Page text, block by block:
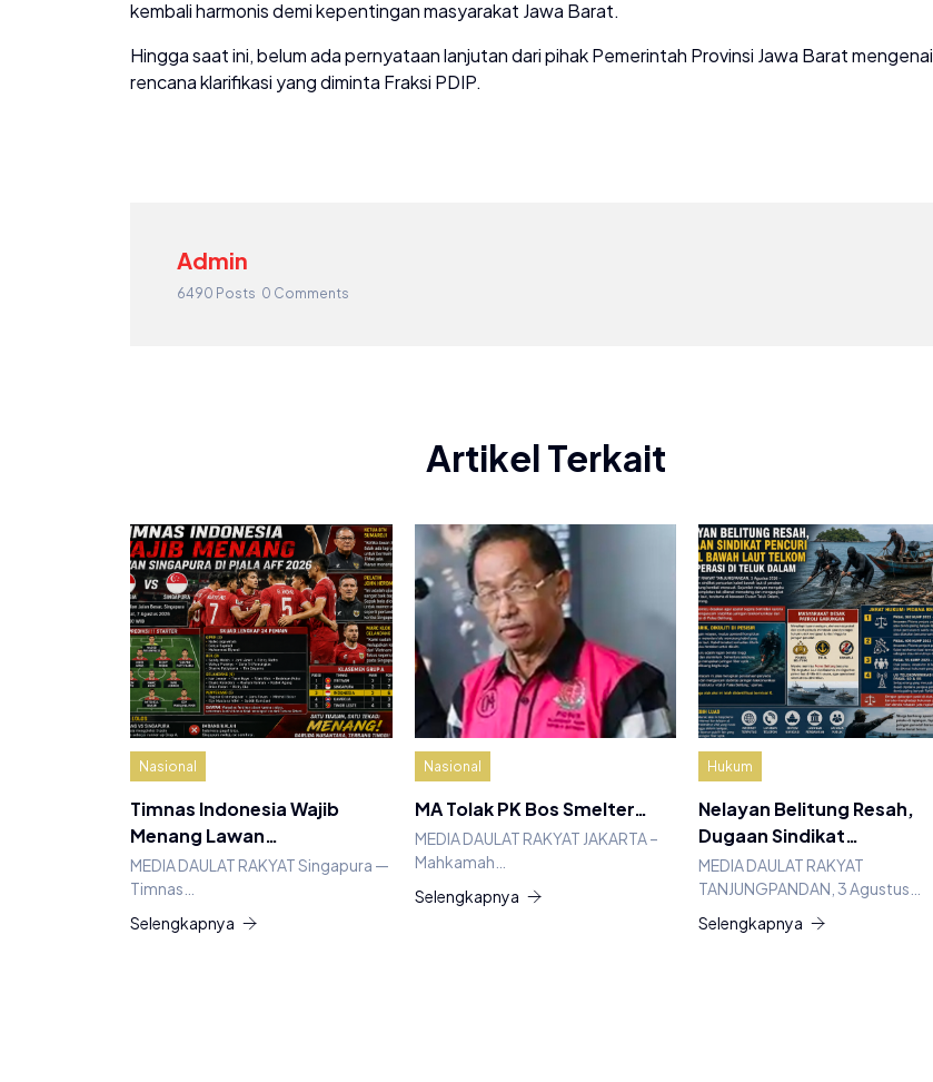
kembali harmonis demi kepentingan masyarakat Jawa Barat.
Hingga saat ini, belum ada pernyataan lanjutan dari pihak Pemerintah Provinsi Jawa Barat mengenai
rencana klarifikasi yang diminta Fraksi PDIP.
Admin
6490 Posts 0 Comments
Artikel Terkait
Nasional
Timnas Indonesia Wajib
Menang Lawan…
MEDIA DAULAT RAKYAT Singapura —
Timnas…
Selengkapnya
Nasional
MA Tolak PK Bos Smelter…
MEDIA DAULAT RAKYAT JAKARTA –
Mahkamah…
Selengkapnya
Hukum
Nelayan Belitung Resah,
Dugaan Sindikat…
MEDIA DAULAT RAKYAT
TANJUNGPANDAN, 3 Agustus…
Selengkapnya